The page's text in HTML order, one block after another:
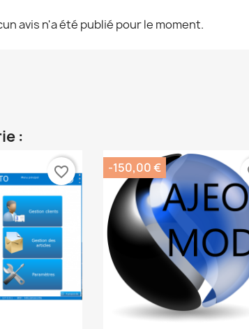
avis n'a été publié pour le moment.
:
favorite_border -150,00 €